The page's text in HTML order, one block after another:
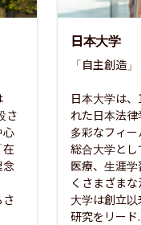
さ
心
在
日本大学
「自主創造」
日本大学は
れた日本法
多彩なフィ
総合大学とし
医療、生涯
くさまざま
大学は創立
研究をリード